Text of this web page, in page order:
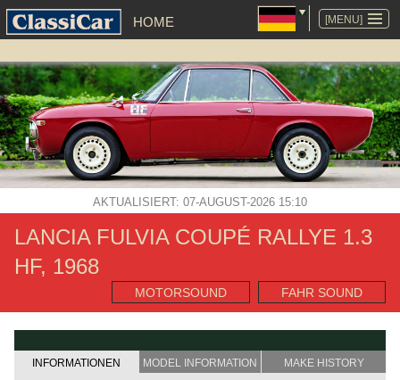
[MENU]
HOME
NAVIGATION
ÜBERSPRINGEN
AKTUALISIERT: 07-AUGUST-2026 15:10
LANCIA FULVIA COUPÉ RALLYE 1.3
HF, 1968
MOTORSOUND FAHR SOUND
INFORMATIONEN MODEL INFORMATION MAKE HISTORY